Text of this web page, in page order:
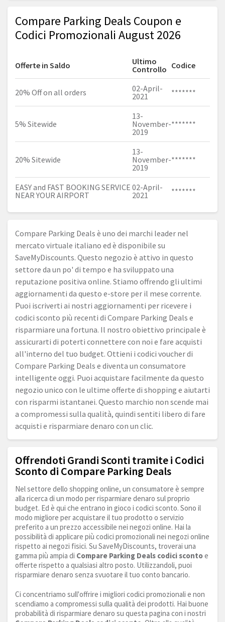
Compare Parking Deals Coupon e
Codici Promozionali August 2026
Offerte in Saldo
Ultimo
Controllo Codice
20% Off on all orders
02-April-
2021
*******
5% Sitewide
13-
November-
2019
*******
20% Sitewide
13-
November-
2019
*******
EASY and FAST BOOKING SERVICE
NEAR YOUR AIRPORT
02-April-
2021
*******
Compare Parking Deals è uno dei marchi leader nel
mercato virtuale italiano ed è disponibile su
SaveMyDiscounts. Questo negozio è attivo in questo
settore da un po' di tempo e ha sviluppato una
reputazione positiva online. Stiamo offrendo gli ultimi
aggiornamenti da questo e-store per il mese corrente.
Puoi iscriverti ai nostri aggiornamenti per ricevere i
codici sconto più recenti di Compare Parking Deals e
risparmiare una fortuna. Il nostro obiettivo principale è
assicurarti di poterti connettere con noi e fare acquisti
all'interno del tuo budget. Ottieni i codici voucher di
Compare Parking Deals e diventa un consumatore
intelligente oggi. Puoi acquistare facilmente da questo
negozio unico con le ultime offerte di shopping e aiutarti
con risparmi istantanei. Questo marchio non scende mai
a compromessi sulla qualità, quindi sentiti libero di fare
acquisti e risparmiare denaro con un clic.
Offrendoti Grandi Sconti tramite i Codici
Sconto di Compare Parking Deals
Nel settore dello shopping online, un consumatore è sempre
alla ricerca di un modo per risparmiare denaro sul proprio
budget. Ed è qui che entrano in gioco i codici sconto. Sono il
modo migliore per acquistare il tuo prodotto o servizio
preferito a un prezzo accessibile nei negozi online. Hai la
possibilità di applicare più codici promozionali nei negozi online
rispetto ai negozi fisici. Su SaveMyDiscounts, troverai una
gamma più ampia di Compare Parking Deals codici scontoe
offerte rispetto a qualsiasi altro posto. Utilizzandoli, puoi
risparmiare denaro senza svuotare il tuo conto bancario.
Ci concentriamo sull'offrire i migliori codici promozionali e non
scendiamo a compromessi sulla qualità dei prodotti. Hai buone
probabilità di risparmiare denaro su questa pagina con i nostri